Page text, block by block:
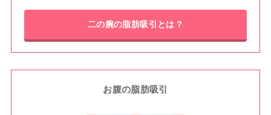
二の腕の脂肪吸引 とは？
お腹の脂肪吸引